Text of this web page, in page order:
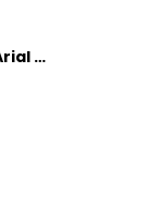
Bütic GmbH Holz Zahlen - Arial - inkl. Satz- und Sonderzeichen - Größenauswahl, Größe:15cm, Zahlen/Sonderzeichen:Plus